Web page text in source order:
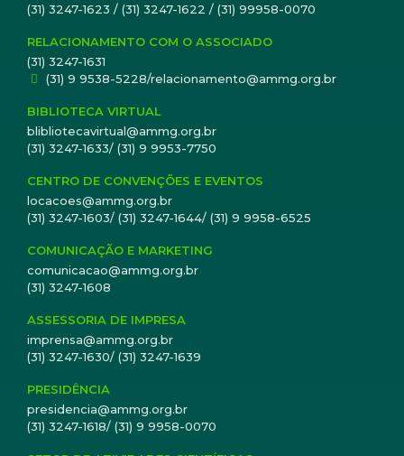
(31) 3247-1623 / (31) 3247-1622 / (31) 99958-0070
RELACIONAMENTO COM O ASSOCIADO
(31) 3247-1631
(31) 9 9538-5228/relacionamento@ammg.org.br
BIBLIOTECA VIRTUAL
blibliotecavirtual@ammg.org.br
(31) 3247-1633/ (31) 9 9953-7750
CENTRO DE CONVENÇÕES E EVENTOS
locacoes@ammg.org.br
(31) 3247-1603/ (31) 3247-1644/ (31) 9 9958-6525
COMUNICAÇÃO E MARKETING
comunicacao@ammg.org.br
(31) 3247-1608
ASSESSORIA DE IMPRESA
imprensa@ammg.org.br
(31) 3247-1630/ (31) 3247-1639
PRESIDÊNCIA
presidencia@ammg.org.br
(31) 3247-1618/ (31) 9 9958-0070